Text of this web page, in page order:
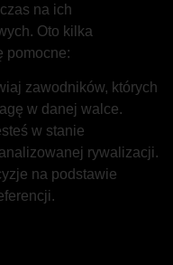
na ich
Oto kilka
pomocne:
zawodników, których
w danej walce.
w stanie
rywalizacji.
na podstawie